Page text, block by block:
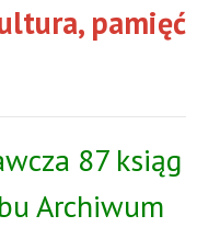
pamięć
87 ksiąg
Archiwum